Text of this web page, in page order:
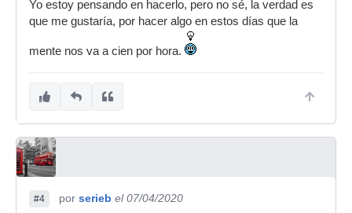
Yo estoy pensando en hacerlo, pero no sé, la verdad es
que me gustaría, por hacer algo en estos días que la
mente nos va a cien por hora.
#4 por serieb el 07/04/2020